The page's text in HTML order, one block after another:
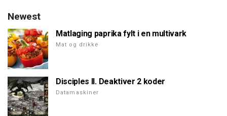
Newest
Matlaging paprika fylt i en multivark
Mat og drikke
Disciples ll. Deaktiver 2 koder
Datamaskiner